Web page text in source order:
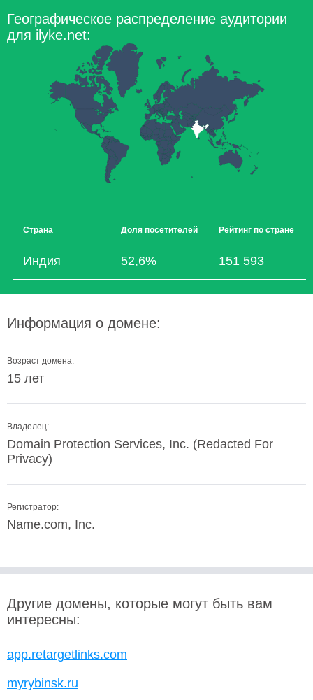
Географическое распределение аудитории
для ilyke.net:
Страна Доля посетителей Рейтинг по стране
Индия 52,6% 151 593
Информация о домене:
Возраст домена:
15 лет
Владелец:
Domain Protection Services, Inc. (Redacted For
Privacy)
Регистратор:
Name.com, Inc.
Другие домены, которые могут быть вам
интересны:
app.retargetlinks.com
myrybinsk.ru